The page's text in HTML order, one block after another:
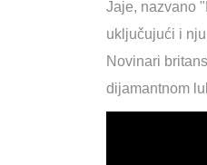
Jaje, nazvano
uključujući i
Novinari
dijamantnom